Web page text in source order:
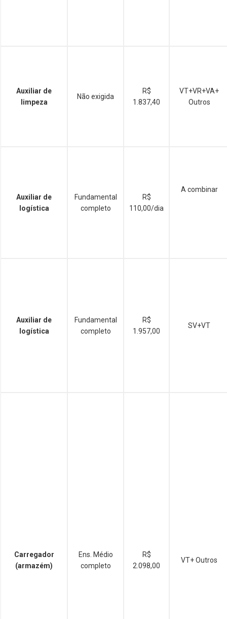
Auxiliar de
limpeza
Não exigida
R$
1.837,40
VT+VR+VA+
Outros
Auxiliar de
logística
Fundamental
completo
R$
110,00/dia
A combinar
Auxiliar de
logística
Fundamental
completo
R$
1.957,00
SV+VT
Carregador
(armazém)
Ens. Médio
completo
R$
2.098,00
VT+ Outros